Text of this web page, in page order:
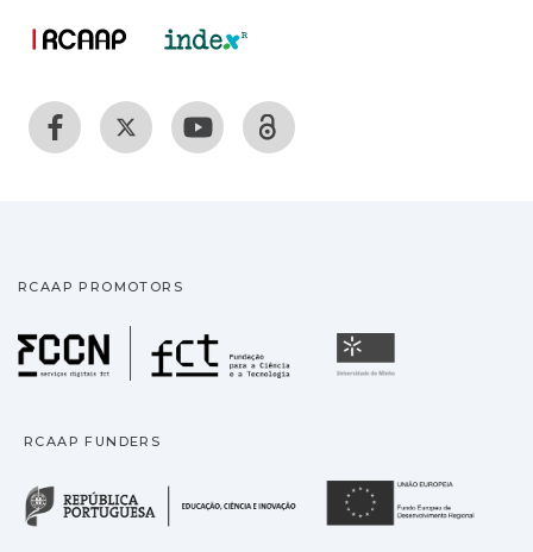
RCAAP PROMOTORS
Fundação para a
RCAAP FUNDERS
República Portuguesa